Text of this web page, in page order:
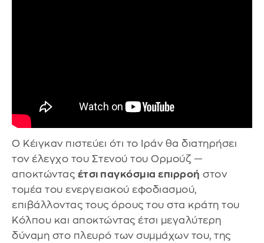
Ο Κέιγκαν πιστεύει ότι το Ιράν θα διατηρήσει
τον έλεγχο του Στενού του Ορμούζ —
αποκτώντας έτσι παγκόσμια επιρροή στον
τομέα του ενεργειακού εφοδιασμού,
επιβάλλοντας τους όρους του στα κράτη του
Κόλπου και αποκτώντας έτσι μεγαλύτερη
δύναμη στο πλευρό των συμμάχων του, της